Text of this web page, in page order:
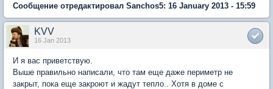
Сообщение отредактировал Sanchos5: 16 January 2013 - 15:59
KVV
16 Jan 2013
И я вас приветствую.
Выше правильно написали, что там еще даже периметр не
закрыт, пока еще закроют и жадут тепло.. Хотя в доме с